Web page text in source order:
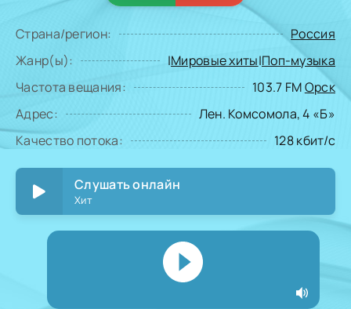
Страна/регион:
Россия
Жанр(ы):
|Мировые хиты|Поп-музыка
Частота вещания:
103.7 FMОрск
Адрес:
Лен. Комсомола, 4 «Б»
Качество потока:
128 кбит/с
Слушать онлайн
Хит